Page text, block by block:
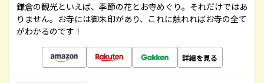
鎌倉の観光といえば、季節の花とお寺めぐり。それだけではあ
りません。お寺には御朱印があり、これに触れればお寺の全て
がわかるのです！
詳細を見る